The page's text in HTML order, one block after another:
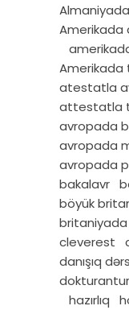
Amerikada
Amerikada
atestatla
attestatla
avropada
avropada
avropada
bakalavr
böyük
cleverest
danışıq
hazırlıq